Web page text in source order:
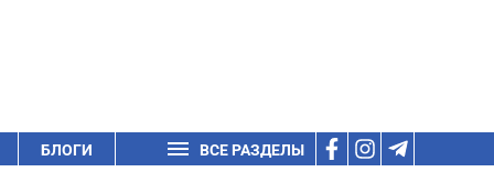
БЛОГИ ВСЕ РАЗДЕЛЫ